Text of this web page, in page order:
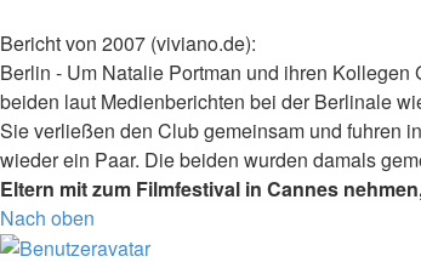
Bericht von 2007 (viviano.de):
Berlin - Um Natalie Portman und ihren
beiden laut Medienberichten bei der Berlinale
Sie verließen den Club gemeinsam und fuhren
wieder ein Paar. Die beiden wurden damals
Eltern mit zum Filmfestival in Cannes
Nach oben